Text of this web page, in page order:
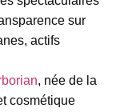
sur
actifs
, née de la
cosmétique